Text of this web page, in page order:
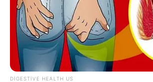
Bakıda yaşayanların
2026-cı il saat 00:00-dan
Prezidentdən AZAL-la
7 avqustda bizi nələr
FALI
DIGESTIVE HEALTH US